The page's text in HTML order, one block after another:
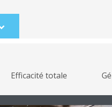
Scroll
to
Efficacité totale